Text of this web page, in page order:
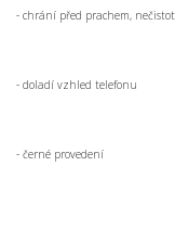
- chrání před prachem,
- doladí vzhled telefonu
- černé provedení